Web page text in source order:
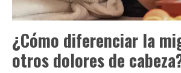
¿Cómo diferenciar la
otros dolores de